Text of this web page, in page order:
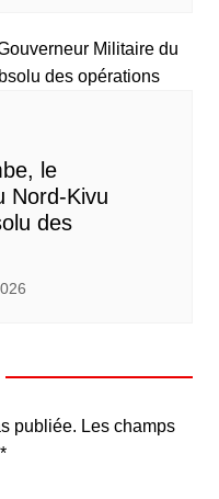
le
Nord-Kivu
des
publiée. Les champs
*